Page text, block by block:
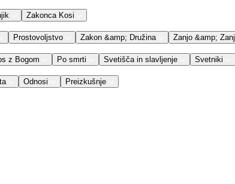
Zakonca Kosi
Prostovoljstvo Zakon &amp; Družina Zanjo &amp; Zanj
z Bogom Po smrti Svetišča in slavljenje Svetniki
Odnosi Preizkušnje